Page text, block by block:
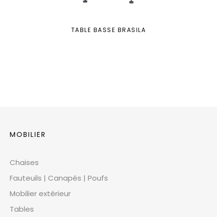
TABLE BASSE BRASILA
MOBILIER
Chaises
Fauteuils | Canapés | Poufs
Mobilier extérieur
Tables